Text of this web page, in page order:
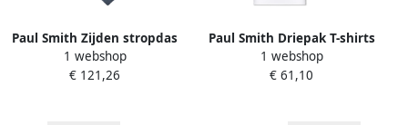
Paul Smith Zijden stropdas
Blue Heren
1 webshop
€ 121,26
Paul Smith Driepak T-shirts
Multicolor Heren
1 webshop
€ 61,10